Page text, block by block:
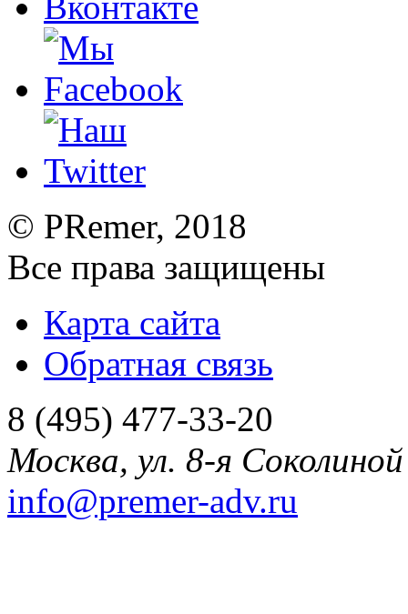
© PRemer, 2018
Все права защищены
Карта сайта
Обратная связь
8 (495) 477-33-20
Москва, ул. 8-я
info@premer-adv.ru